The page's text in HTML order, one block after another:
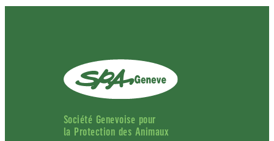
Société Genevoise pour
la Protection des Animaux